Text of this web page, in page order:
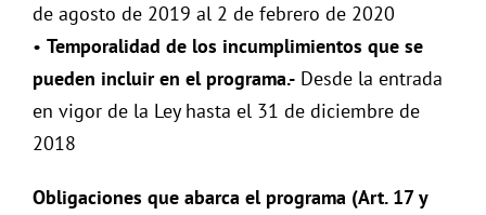
de agosto de 2019 al 2 de febrero de 2020
• Temporalidad de los incumplimientos que se
pueden incluir en el programa.- Desde la entrada
en vigor de la Ley hasta el 31 de diciembre de
2018
Obligaciones que abarca el programa (Art. 17 y